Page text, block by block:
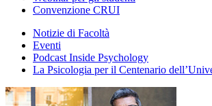
Convenzione CRUI
Notizie di Facoltà
Eventi
Podcast Inside Psychology
La Psicologia per il Centenario